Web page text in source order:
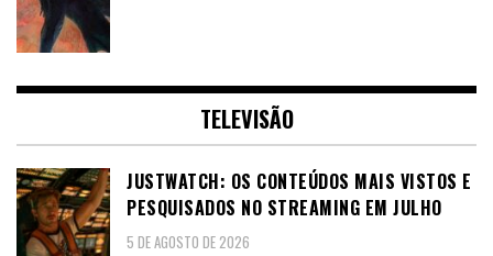
TELEVISÃO
JUSTWATCH: OS CONTEÚDOS MAIS VISTOS E
PESQUISADOS NO STREAMING EM JULHO
5 DE AGOSTO DE 2026